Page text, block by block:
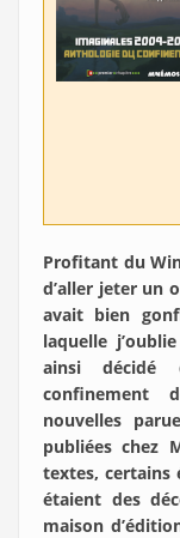
Profitant du
d’aller jeter un
avait bien
laquelle
ainsi décidé
confinement
nouvelles
publiées chez
textes, certains
étaient des
maison